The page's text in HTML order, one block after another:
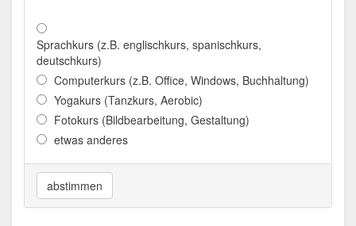
Sprachkurs (z.B. englischkurs, spanischkurs,
deutschkurs)
Computerkurs (z.B. Office, Windows, Buchhaltung)
Yogakurs (Tanzkurs, Aerobic)
Fotokurs (Bildbearbeitung, Gestaltung)
etwas anderes
abstimmen